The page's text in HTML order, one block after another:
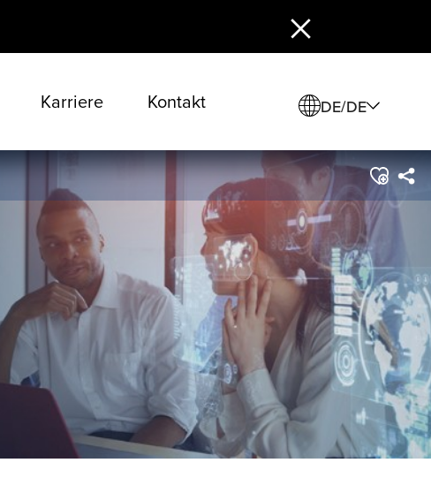
Karriere Kontakt DE/DE